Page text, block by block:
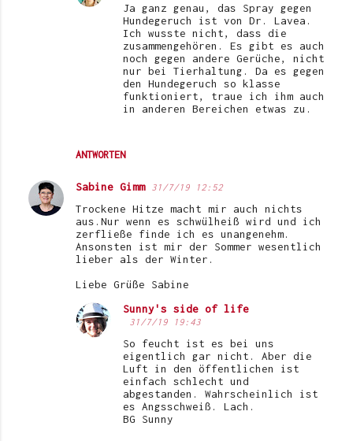
ANTWORTEN
Ja ganz genau, das Spray gegen
Hundegeruch ist von Dr. Lavea.
Ich wusste nicht, dass die
zusammengehören. Es gibt es auch
noch gegen andere Gerüche, nicht
nur bei Tierhaltung. Da es gegen
den Hundegeruch so klasse
funktioniert, traue ich ihm auch
in anderen Bereichen etwas zu.
Sabine Gimm 31/7/19 12:52
Trockene Hitze macht mir auch nichts
aus.Nur wenn es schwülheiß wird und ich
zerfließe finde ich es unangenehm.
Ansonsten ist mir der Sommer wesentlich
lieber als der Winter.
Liebe Grüße Sabine
Sunny's side of life
31/7/19 19:43
So feucht ist es bei uns
eigentlich gar nicht. Aber die
Luft in den öffentlichen ist
einfach schlecht und
abgestanden. Wahrscheinlich ist
es Angsschweiß. Lach.
BG Sunny